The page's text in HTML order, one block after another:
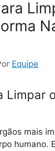
Equipe
Limpar
mais
humano.